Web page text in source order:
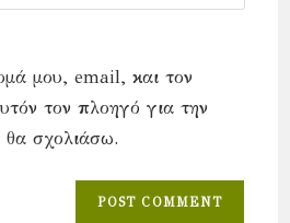
μου, email, και τον
τον πλοηγό για την
σχολιάσω.